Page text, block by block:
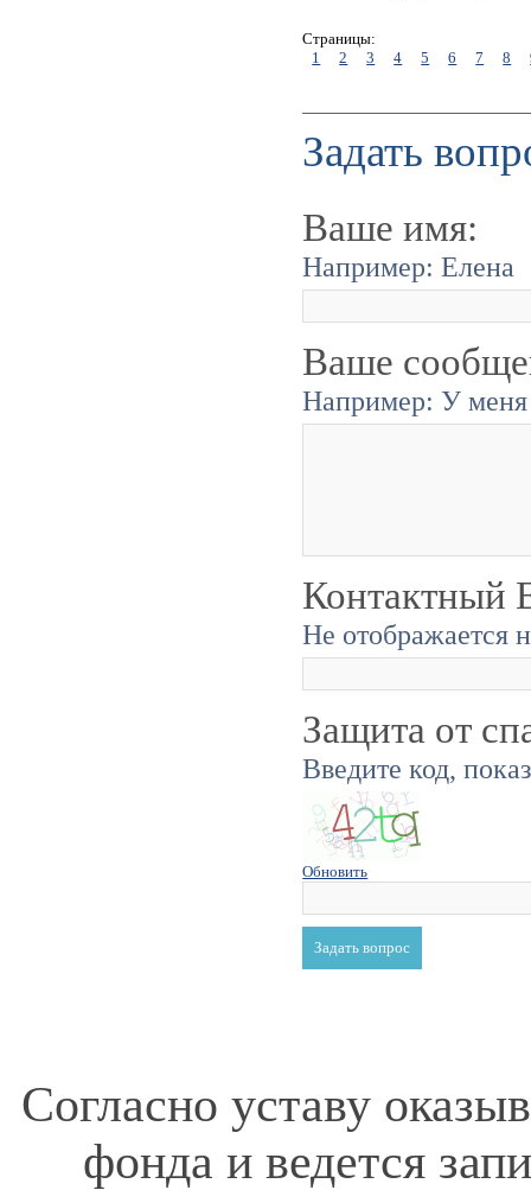
Страницы:
1
2 3 4 5 6 7 8
Задать
Ваше имя:
Например: Елена
Ваше
Например: У меня
Контактный
Не отображается
Защита от
Введите код,
Обновить
Согласно уставу
фонда и ведется